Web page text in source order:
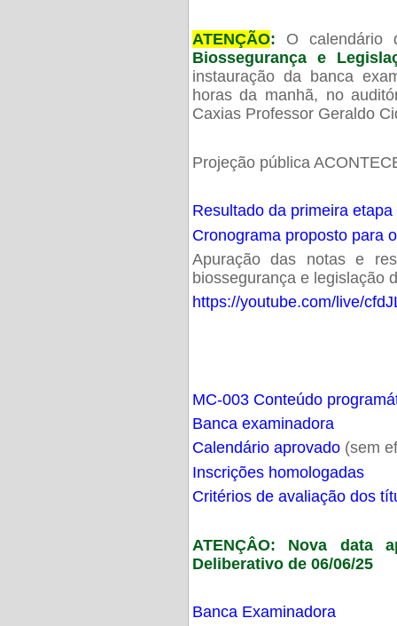
ATENÇÃO: O calendário
Biossegurança e
instauração da banca
horas da manhã, no
Caxias Professor Geraldo
Projeção pública
Resultado da primeira
Cronograma proposto para
Apuração das notas e
biossegurança e legislação
https://youtube.com/live/
MC-003 Conteúdo
Banca examinadora
Calendário aprovado(sem
Inscrições homologadas
Critérios de avaliação dos
ATENÇÂO: Nova data
Deliberativo de 06/06/25
Banca Examinadora